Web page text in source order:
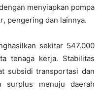
menyiapkan pompa
, pengering dan lainnya.
sekitar 547.000
tenaga kerja. Stabilitas
subsidi transportasi dan
surplus menuju daerah